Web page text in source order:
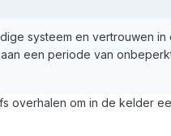
systeem en vertrouwen
een periode van
overhalen om in de kelder